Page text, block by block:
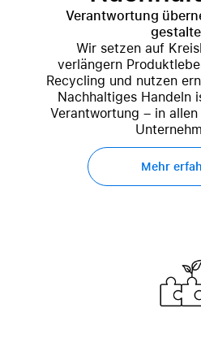
Verantwortung
Wir setzen auf
verlängern
Recycling und nutzen
Nachhaltiges Handeln
Verantwortung – in
Mehr